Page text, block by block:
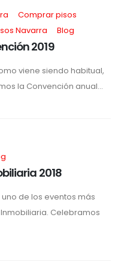
Comprar pisos
Navarra Blog
2019
viene siendo habitual,
la Convención anual...
2018
de los eventos más
Celebramos